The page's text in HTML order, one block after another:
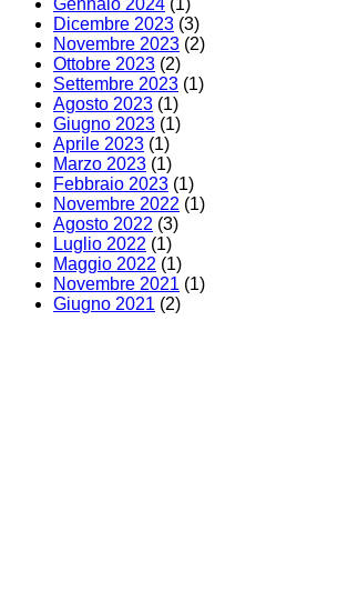
Dicembre 2023 (3)
Novembre 2023 (2)
Ottobre 2023 (2)
Settembre 2023 (1)
Agosto 2023 (1)
Giugno 2023 (1)
Aprile 2023 (1)
Marzo 2023 (1)
Febbraio 2023 (1)
Novembre 2022 (1)
Agosto 2022 (3)
Luglio 2022 (1)
Maggio 2022 (1)
Novembre 2021 (1)
Giugno 2021 (2)